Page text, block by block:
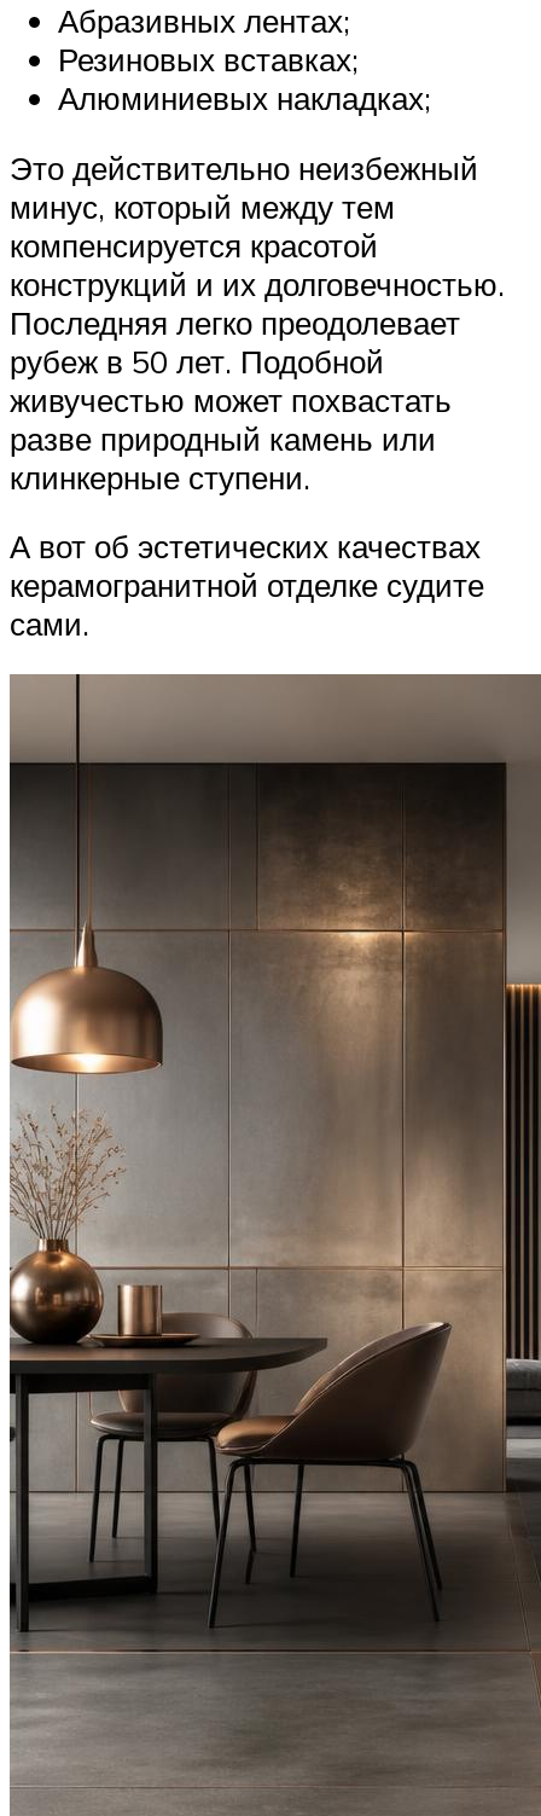
Абразивных лентах;
Резиновых вставках;
Алюминиевых накладках;
Это действительно неизбежный
минус, который между тем
компенсируется красотой
конструкций и их долговечностью.
Последняя легко преодолевает
рубеж в 50 лет. Подобной
живучестью может похвастать
разве природный камень или
клинкерные ступени.
А вот об эстетических качествах
керамогранитной отделке судите
сами.